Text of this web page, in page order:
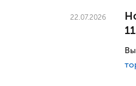
22.07.2026